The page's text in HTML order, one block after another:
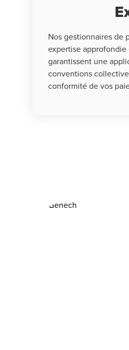
Nos gestionnaires de
expertise
garantissent une
conventions
conformité de vos